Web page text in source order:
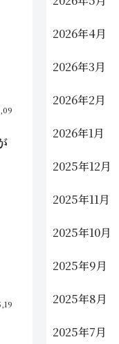
2026年4月
2026年3月
2026年2月
2026年1月
2025年12月
2025年11月
2025年10月
2025年9月
2025年8月
2025年7月